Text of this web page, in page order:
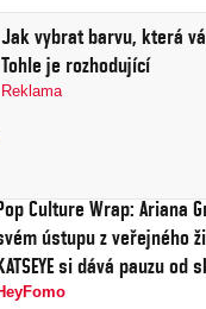
Jak vybrat barvu, která
Tohle je rozhodující
Reklama
Culture Wrap: Ariana
ústupu z veřejného
si dává pauzu od